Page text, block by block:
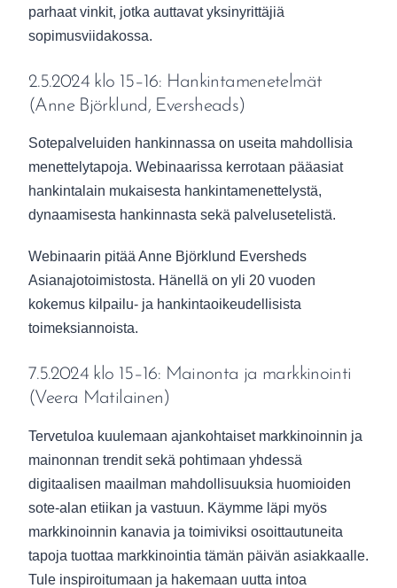
parhaat vinkit, jotka auttavat yksinyrittäjiä
sopimusviidakossa.
2.5.2024 klo 15–16: Hankintamenetelmät
(Anne Björklund, Eversheads)
Sotepalveluiden hankinnassa on useita mahdollisia
menettelytapoja. Webinaarissa kerrotaan pääasiat
hankintalain mukaisesta hankintamenettelystä,
dynaamisesta hankinnasta sekä palvelusetelistä.
Webinaarin pitää Anne Björklund Eversheds
Asianajotoimistosta. Hänellä on yli 20 vuoden
kokemus kilpailu- ja hankintaoikeudellisista
toimeksiannoista.
7.5.2024 klo 15–16: Mainonta ja markkinointi
(Veera Matilainen)
Tervetuloa kuulemaan ajankohtaiset markkinoinnin ja
mainonnan trendit sekä pohtimaan yhdessä
digitaalisen maailman mahdollisuuksia huomioiden
sote-alan etiikan ja vastuun. Käymme läpi myös
markkinoinnin kanavia ja toimiviksi osoittautuneita
tapoja tuottaa markkinointia tämän päivän asiakkaalle.
Tule inspiroitumaan ja hakemaan uutta intoa